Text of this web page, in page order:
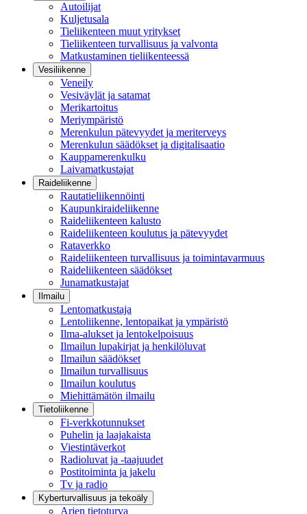
Autoilijat
Kuljetusala
Tieliikenteen muut yritykset
Tieliikenteen turvallisuus ja valvonta
Matkustaminen tieliikenteessä
Vesiliikenne
Veneily
Vesiväylät ja satamat
Merikartoitus
Meriympäristö
Merenkulun pätevyydet ja meriterveys
Merenkulun säädökset ja digitalisaatio
Kauppamerenkulku
Laivamatkustajat
Raideliikenne
Rautatieliikennöinti
Kaupunkiraideliikenne
Raideliikenteen kalusto
Raideliikenteen koulutus ja pätevyydet
Rataverkko
Raideliikenteen turvallisuus ja toimintavarmuus
Raideliikenteen säädökset
Junamatkustajat
Ilmailu
Lentomatkustaja
Lentoliikenne, lentopaikat ja ympäristö
Ilma-alukset ja lentokelpoisuus
Ilmailun lupakirjat ja henkilöluvat
Ilmailun säädökset
Ilmailun turvallisuus
Ilmailun koulutus
Miehittämätön ilmailu
Tietoliikenne
Fi-verkkotunnukset
Puhelin ja laajakaista
Viestintäverkot
Radioluvat ja -taajuudet
Postitoiminta ja jakelu
Tv ja radio
Kyberturvallisuus ja tekoäly
Arjen tietoturva